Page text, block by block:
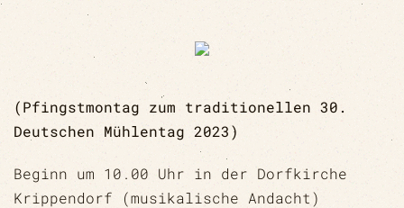
(Pfingstmontag zum traditionellen 30.
Deutschen Mühlentag 2023)
Beginn um 10.00 Uhr in der Dorfkirche
Krippendorf (musikalische Andacht)